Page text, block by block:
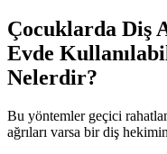
Çocuklarda Diş
Evde
Nelerdir?
Bu yöntemler geçici
ağrıları varsa bir diş